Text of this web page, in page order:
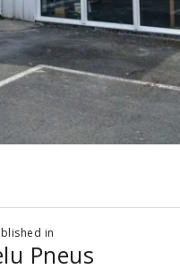
in
Pneus